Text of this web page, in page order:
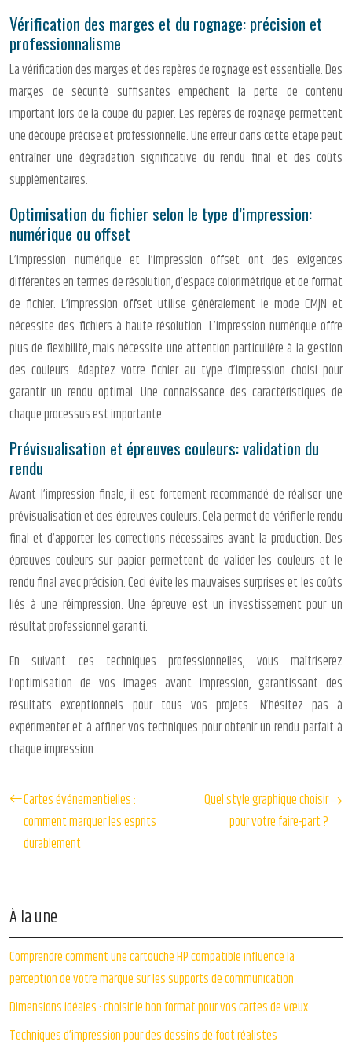
Vérification des marges et du rognage: précision et
professionnalisme
La vérification des marges et des repères de rognage est essentielle. Des
marges de sécurité suffisantes empêchent la perte de contenu
important lors de la coupe du papier. Les repères de rognage permettent
une découpe précise et professionnelle. Une erreur dans cette étape peut
entraîner une dégradation significative du rendu final et des coûts
supplémentaires.
Optimisation du fichier selon le type d’impression:
numérique ou offset
L’impression numérique et l’impression offset ont des exigences
différentes en termes de résolution, d’espace colorimétrique et de format
de fichier. L’impression offset utilise généralement le mode CMJN et
nécessite des fichiers à haute résolution. L’impression numérique offre
plus de flexibilité, mais nécessite une attention particulière à la gestion
des couleurs. Adaptez votre fichier au type d’impression choisi pour
garantir un rendu optimal. Une connaissance des caractéristiques de
chaque processus est importante.
Prévisualisation et épreuves couleurs: validation du
rendu
Avant l’impression finale, il est fortement recommandé de réaliser une
prévisualisation et des épreuves couleurs. Cela permet de vérifier le rendu
final et d’apporter les corrections nécessaires avant la production. Des
épreuves couleurs sur papier permettent de valider les couleurs et le
rendu final avec précision. Ceci évite les mauvaises surprises et les coûts
liés à une réimpression. Une épreuve est un investissement pour un
résultat professionnel garanti.
En suivant ces techniques professionnelles, vous maîtriserez
l’optimisation de vos images avant impression, garantissant des
résultats exceptionnels pour tous vos projets. N’hésitez pas à
expérimenter et à affiner vos techniques pour obtenir un rendu parfait à
chaque impression.
Cartes événementielles :
comment marquer les esprits
durablement
Quel style graphique choisir
pour votre faire-part ?
À la une
Comprendre comment une cartouche HP compatible influence la
perception de votre marque sur les supports de communication
Dimensions idéales : choisir le bon format pour vos cartes de vœux
Techniques d’impression pour des dessins de foot réalistes